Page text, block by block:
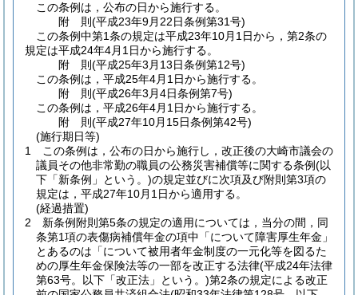
この条例は，公布の日から施行する。
附 則(平成23年9月22日条例第31号)
この条例中第1条の規定は平成23年10月1日から，第2条の
規定は平成24年4月1日から施行する。
附 則(平成25年3月13日条例第12号)
この条例は，平成25年4月1日から施行する。
附 則(平成26年3月4日条例第7号)
この条例は，平成26年4月1日から施行する。
附 則(平成27年10月15日条例第42号)
(施行期日等)
1
この条例は，公布の日から施行し，改正後の大崎市議会の
議員その他非常勤の職員の公務災害補償等に関する条例(以
下「新条例」という。)の規定並びに次項及び附則第3項の
規定は，平成27年10月1日から適用する。
(経過措置)
2
新条例附則第5条の規定の適用については，当分の間，同
条第1項の表傷病補償年金の項中「について障害厚生年金」
とあるのは「について被用者年金制度の一元化等を図るた
めの厚生年金保険法等の一部を改正する法律(平成24年法律
第63号。以下「改正法」という。)第2条の規定による改正